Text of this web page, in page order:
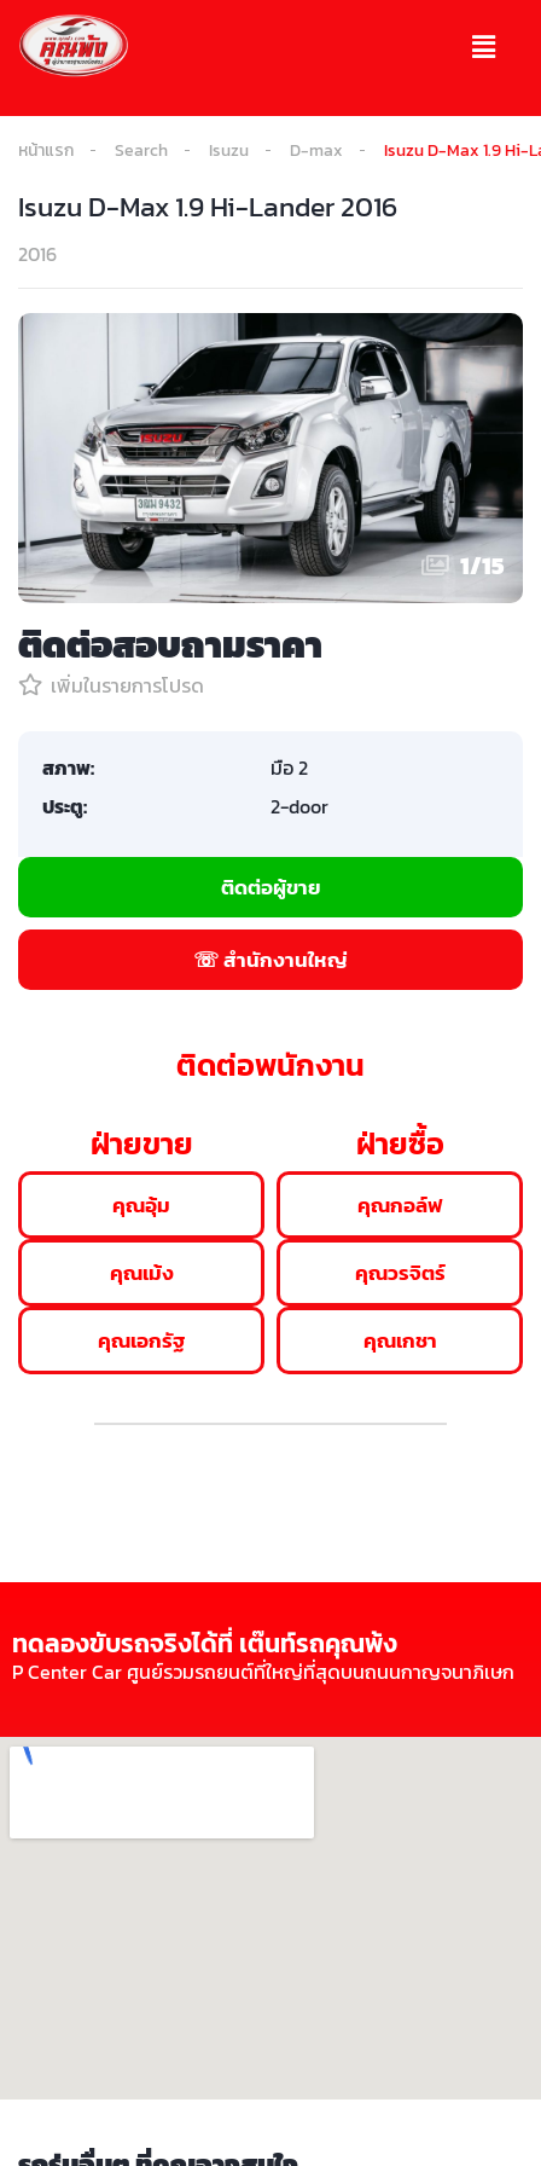
หน้าแรก Search Isuzu D-max Isuzu D-Max 1.9 Hi-
Isuzu D-Max 1.9 Hi-Lander 2016
2016
1/15
ติดต่อสอบถามราคา
เพิ่มในรายการโปรด
สภาพ:
มือ 2
ประตู:
2-door
ติดต่อผู้ขาย
☏ สำนักงานใหญ่
ติดต่อพนักงาน
ฝ่ายขาย
คุณอุ้ม
คุณเม้ง
คุณเอกรัฐ
ฝ่ายซื้อ
คุณกอล์ฟ
คุณวรจิตร์
คุณเกชา
ทดลองขับรถจริงได้ที่ เต๊นท์รถคุณพ้ง
P Center Car ศูนย์รวมรถยนต์ที่ใหญ่ที่สุดบนถนนกาญจนาภิเษก